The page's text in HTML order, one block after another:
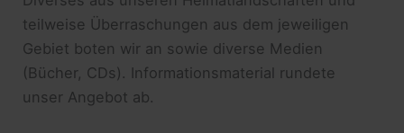
teilweise Überraschungen aus dem jeweiligen
Gebiet boten wir an sowie diverse Medien
(Bücher, CDs). Informationsmaterial rundete
unser Angebot ab.